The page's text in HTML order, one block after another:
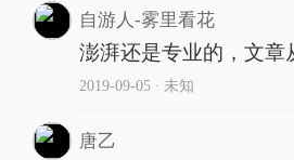
自游人-雾里看花
澎湃还是专业的，文章
2019-09-05∙ 未知
唐乙